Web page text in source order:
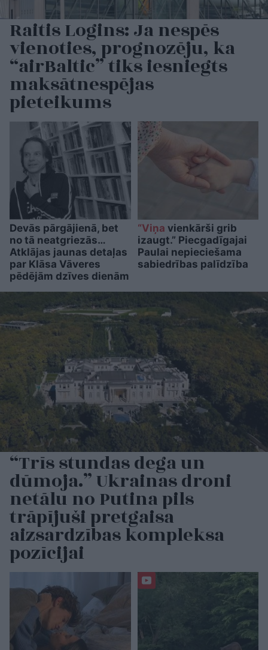
Raitis Logins: Ja nespēs
vienoties, prognozēju, ka
“airBaltic” tiks iesniegts
maksātnespējas
pieteikums
Devās pārgājienā, bet
no tā neatgriezās…
Atklājas jaunas detaļas
par Klāsa Vāveres
pēdējām dzīves dienām
“Viņa vienkārši grib
izaugt.” Piecgadīgajai
Paulai nepieciešama
sabiedrības palīdzība
“Trīs stundas dega un
dūmoja.” Ukrainas droni
netālu no Putina pils
trāpījuši pretgaisa
aizsardzības kompleksa
pozīcijai